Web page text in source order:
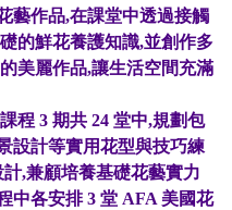
藝作品,在課堂中透過接觸
的鮮花養護知識,並創作多
美麗作品,讓生活空間充滿
程 3 期共 24 堂中,規劃包
設計等實用花型與技巧練
,兼顧培養基礎花藝實力
中各安排 3 堂 AFA 美國花